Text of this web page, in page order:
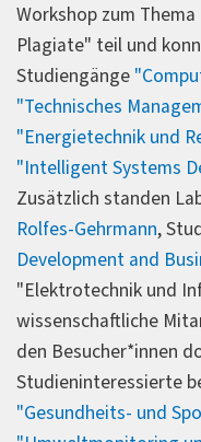
Workshop zum
Plagiate" teil und
Studiengänge
"Technisches
"Energietechnik und
"Intelligent Systems
Zusätzlich standen
Rolfes-Gehrmann,
Development and
"Elektrotechnik und
wissenschaftliche
den Besucher*innen
Studieninteressierte
"Gesundheits- und